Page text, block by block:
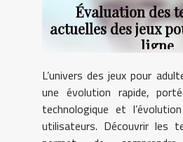
Évaluation des
actuelles des jeux
ligne
L’univers des jeux pour
une évolution rapide,
technologique et
utilisateurs. Découvrir les